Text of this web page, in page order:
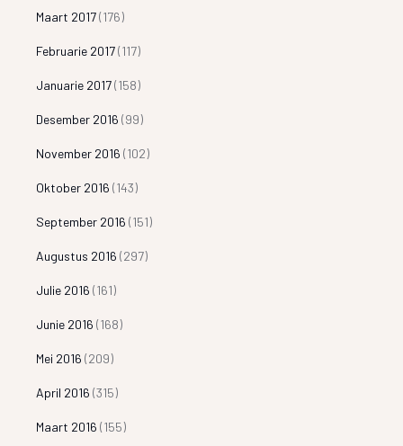
Maart 2017(176)
Februarie 2017(117)
Januarie 2017(158)
Desember 2016 (99)
November 2016 (102)
Oktober 2016 (143)
September 2016 (151)
Augustus 2016 (297)
Julie 2016 (161)
Junie 2016 (168)
Mei 2016 (209)
April 2016 (315)
Maart 2016 (155)